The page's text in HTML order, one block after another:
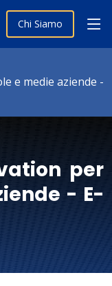
Chi Siamo
e medie aziende -
per
- E-